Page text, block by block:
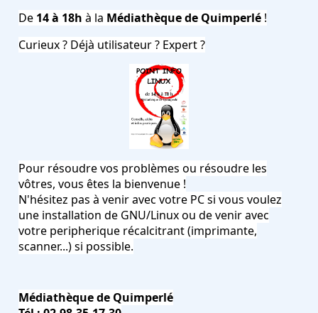
De 14 à 18h à la Médiathèque de Quimperlé!
Curieux ? Déjà utilisateur ? Expert ?
Pour résoudre vos problèmes ou résoudre les
vôtres, vous êtes la bienvenue !
N'hésitez pas à venir avec votre PC si vous voulez
une installation de GNU/Linux ou de venir avec
votre peripherique récalcitrant (imprimante,
scanner...) si possible.
Médiathèque de Quimperlé